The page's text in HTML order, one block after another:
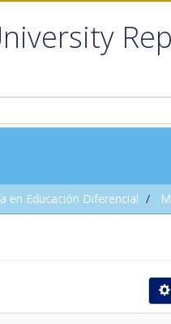
en Educación Diferencial